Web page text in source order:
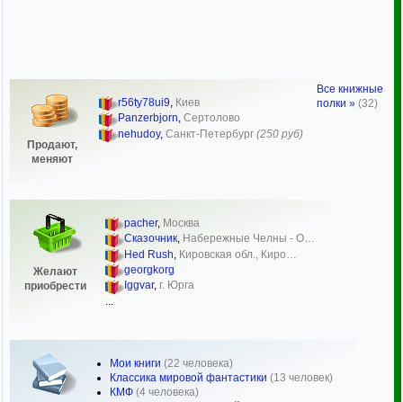
Продают,
меняют
r56ty78ui9, Киев
Panzerbjorn, Сертолово
nehudoy, Санкт-Петербург (250 руб)
Желают
приобрести
pacher, Москва
Сказочник, Набережные Челны - О…
Hed Rush Кировская обл., Киро…
georgkorg
Iggvar, г. Юрга
Мои книги (22 человека)
Классика мировой фантастики (13 человек)
КМФ (4 человека)
Все книжные
полки » (32)